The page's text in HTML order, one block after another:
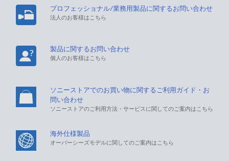
プロフェッショナル/業務用製品に関するお問い合わせ
法人のお客様はこちら
製品に関するお問い合わせ
個人のお客様はこちら
ソニーストアでのお買い物に関するご利用ガイド・お
問い合わせ
ソニーストアのご利用方法・サービスに関してのご案内はこちら
海外仕様製品
オーバーシーズモデルに関してのご案内はこちら